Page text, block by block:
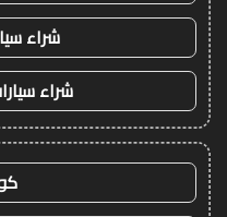
شراء
شراء